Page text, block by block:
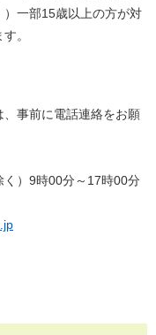
一部15歳以上の方が対
。
前に電話連絡をお願
）9時00分～17時00分